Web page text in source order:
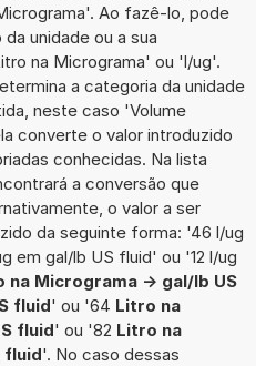
Ao fazê-lo, pode
unidade ou a sua
na Micrograma' ou 'l/ug'.
a categoria da unidade
neste caso 'Volume
converte o valor introduzido
conhecidas. Na lista
a conversão que
o valor a ser
da seguinte forma: '46 l/ug
em gal/lb US fluid' ou '12 l/ug
na Micrograma -> gal/lb US
fluid' ou '64 Litro na
fluid' ou '82 Litro na
fluid'. No caso dessas